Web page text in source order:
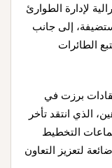
لإدارة الطوارئ
أميركية مستضيفة، إلى جانب
تتبع الطائرات
برزت في
الذي انتقد تأخر
التخطيط
لتعزيز التعاون